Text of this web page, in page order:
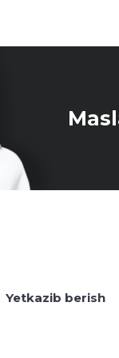
Yetkazib berish